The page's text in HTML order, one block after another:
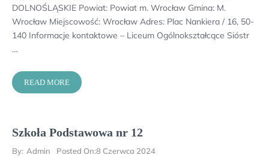
DOLNOŚLĄSKIE Powiat: Powiat m. Wrocław Gmina: M.
Wrocław Miejscowość: Wrocław Adres: Plac Nankiera / 16, 50-
140 Informacje kontaktowe – Liceum Ogólnokształcące Sióstr
…
READ MORE
Szkoła Podstawowa nr 12
By: Admin Posted On:8 Czerwca 2024